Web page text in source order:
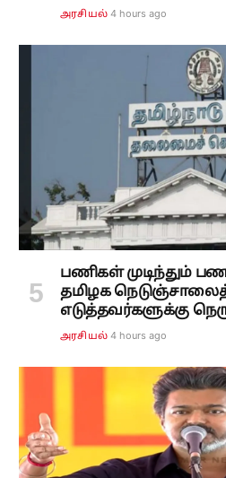
அரசியல் 4 hours ago
பணிகள் முடிந்தும்
தமிழக
எடுத்தவர்களுக்கு
அரசியல் 4 hours ago